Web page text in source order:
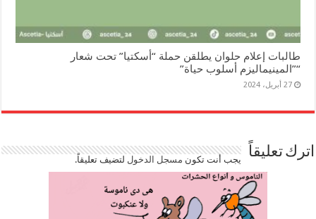
طالبات إعلام حلوان يطلقن حملة “أسكتيا” تحت شعار
“”المينيماليزم أسلوب حياة”
27 أبريل، 2024
اترك تعليقاً يجب أنت تكون مسجل الدخوللتضيف تعليقاً.